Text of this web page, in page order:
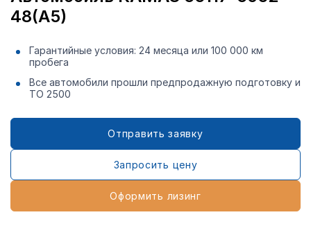
48(А5)
Гарантийные условия: 24 месяца или 100 000 км
пробега
Все автомобили прошли предпродажную подготовку и
ТО 2500
Отправить заявку
Запросить цену
Оформить лизинг